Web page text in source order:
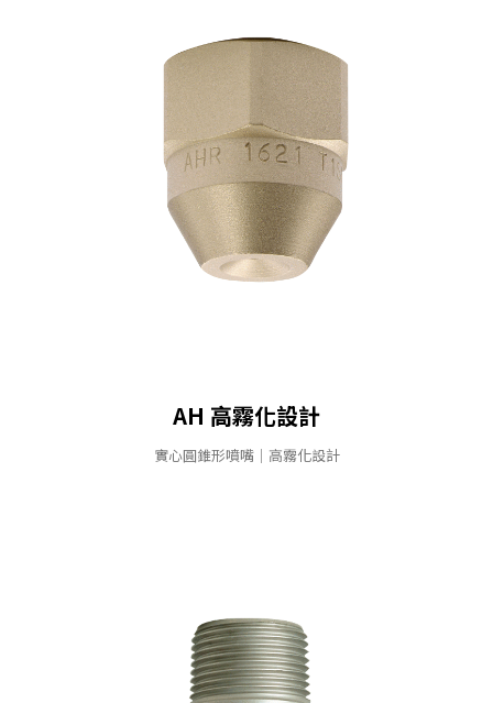
AH 高霧化設計
實⼼圓錐形噴嘴｜高霧化設計